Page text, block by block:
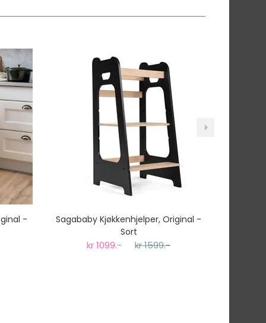
-
Sagababy Kjøkkenhjelper, Original -
Sort
kr 1099.- kr 1599.-